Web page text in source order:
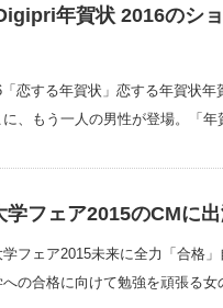
年賀状 2016のショ
「恋する年賀状」恋する年賀状
に、もう一人の男性が登場。「
フェア2015のCMに
フェア2015未来に全力「合格
の合格に向けて勉強を頑張る